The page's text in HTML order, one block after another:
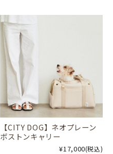
【CITY DOG】ネオプレーン
ボストンキャリー
¥17,000(税込)